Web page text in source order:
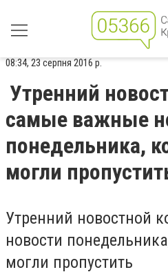
08:34, 23 серпня 2016 р.
Утренний
самые важные
понедельника,
могли
Утренний новостной
новости
могли пропустить